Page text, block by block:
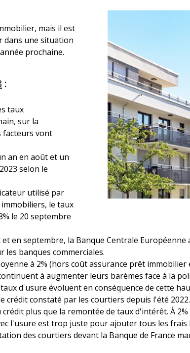
mais il est
dans une situation
prochaine.
:
taux
sur la
facteurs vont
an en août et un
selon le
utilisé par
le taux
le 20 septembre
en septembre, la Banque Centrale Européenne
banques commerciales.
à 2% (hors coût assurance prêt
à augmenter leurs barèmes face à la
d'usure évoluent en conséquence de cette
crédit constaté par les courtiers depuis l'été 2022.
plus que la remontée de taux d'intérêt. À
l'usure est trop juste pour ajouter tous les
des courtiers devant la Banque de France